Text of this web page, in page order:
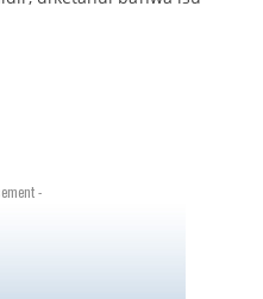
-